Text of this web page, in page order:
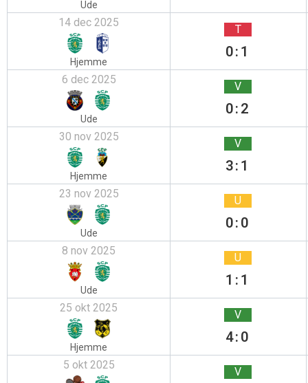
Ude
14 dec 2025
Hjemme
T
0:1
6 dec 2025
Ude
V
0:2
30 nov 2025
Hjemme
V
3:1
23 nov 2025
Ude
U
0:0
8 nov 2025
Ude
U
1:1
25 okt 2025
Hjemme
V
4:0
5 okt 2025 V